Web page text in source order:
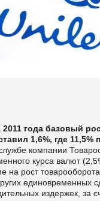
2011 года базовый
1,6%, где
компании
курса валют
на рост
единовременных
издержек, за